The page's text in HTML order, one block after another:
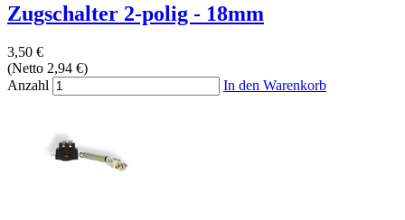
Zugschalter 2-polig - 18mm
3,50 €
(Netto 2,94 €)
Anzahl
In den Warenkorb